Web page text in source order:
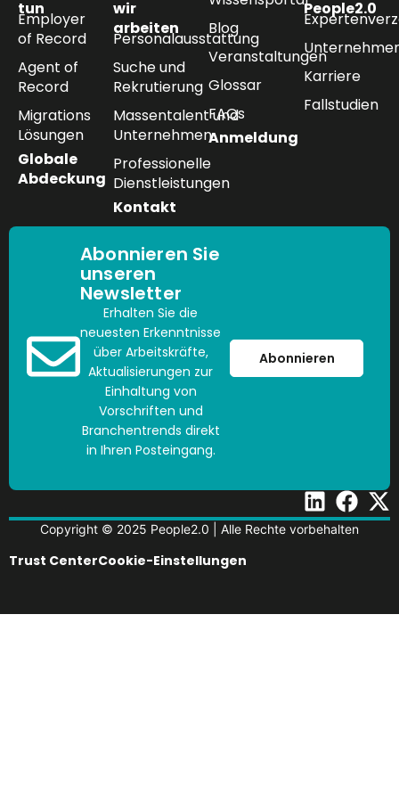
tun
Employer
of Record
Agent of
Record
Migrations
Lösungen
Globale
Abdeckung
wir
arbeiten
Personalausstattung
Suche und
Rekrutierung
Massentalent und
Unternehmen
Professionelle
Dienstleistungen
Kontakt
Blog
Veranstaltungen
Glossar
FAQs
Anmeldung
People2.0
Karriere
Fallstudien
Abonnieren Sie
unseren
Newsletter
Erhalten Sie die
neuesten Erkenntnisse
über Arbeitskräfte,
Aktualisierungen zur
Einhaltung von
Vorschriften und
Branchentrends direkt
in Ihren Posteingang.
Abonnieren
Copyright © 2025 People2.0 | Alle Rechte vorbehalten
Trust CenterCookie-Einstellungen